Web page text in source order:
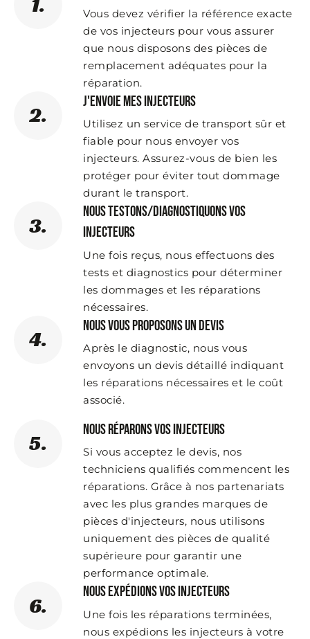
Vous devez vérifier la référence exacte
de vos injecteurs pour vous assurer
que nous disposons des pièces de
remplacement adéquates pour la
réparation.
2.
J'envoie mes injecteurs
Utilisez un service de transport sûr et
fiable pour nous envoyer vos
injecteurs. Assurez-vous de bien les
protéger pour éviter tout dommage
durant le transport.
3.
Nous testons/diagnostiquons vos
injecteurs
Une fois reçus, nous effectuons des
tests et diagnostics pour déterminer
les dommages et les réparations
nécessaires.
4.
Nous vous proposons un devis
Après le diagnostic, nous vous
envoyons un devis détaillé indiquant
les réparations nécessaires et le coût
associé.
5.
Nous réparons vos injecteurs
Si vous acceptez le devis, nos
techniciens qualifiés commencent les
réparations. Grâce à nos partenariats
avec les plus grandes marques de
pièces d'injecteurs, nous utilisons
uniquement des pièces de qualité
supérieure pour garantir une
performance optimale.
6.
Nous expédions vos injecteurs
Une fois les réparations terminées,
nous expédions les injecteurs à votre